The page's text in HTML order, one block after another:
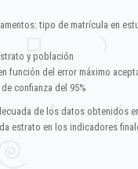
tipo de matrícula en
y población
función del error máximo
confianza del 95%
de los datos obtenidos
estrato en los indicadores